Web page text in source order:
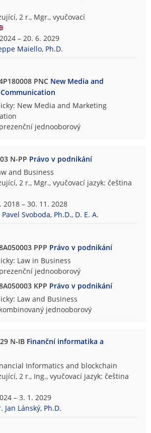
2 r., Mgr., vyučovací
– 20. 6. 2029
Maiello, Ph.D.
PNC New Media and
New Media and Marketing
jednooborový
N-PP Právo v podnikání
and Business
2 r., Mgr., vyučovací jazyk: čeština
– 30. 11. 2028
Svoboda, Ph.D., D. E. A.
PPP Právo v podnikání
Law in Business
jednooborový
KPP Právo v podnikání
Law and Business
jednooborový
N-IB Finanční informatika a
Informatics and blockchain
2 r., Ing., vyučovací jazyk: čeština
– 3. 1. 2029
Jan Lánský, Ph.D.